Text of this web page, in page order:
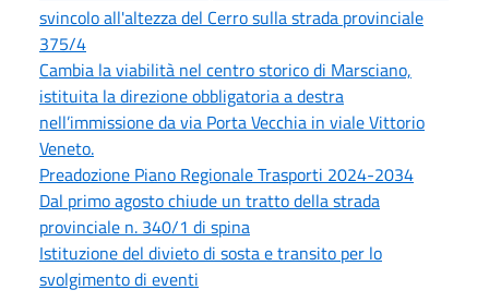
svincolo all'altezza del Cerro sulla strada provinciale
375/4
Cambia la viabilità nel centro storico di Marsciano,
istituita la direzione obbligatoria a destra
nell’immissione da via Porta Vecchia in viale Vittorio
Veneto.
Preadozione Piano Regionale Trasporti 2024-2034
Dal primo agosto chiude un tratto della strada
provinciale n. 340/1 di spina
Istituzione del divieto di sosta e transito per lo
svolgimento di eventi